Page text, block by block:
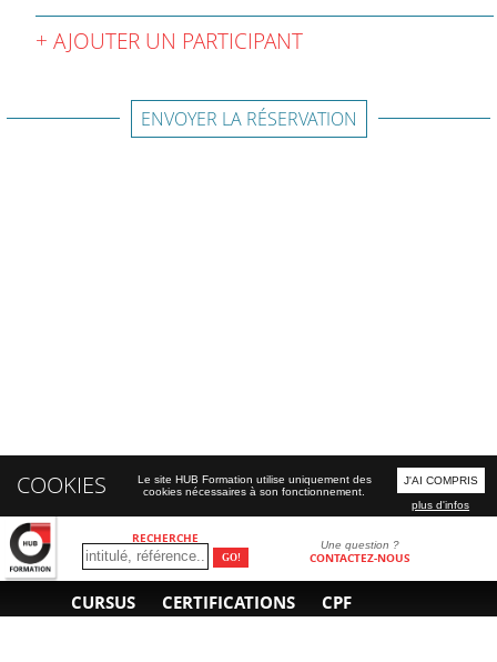
RECHERCHE Une question ?
CONTACTEZ-NOUS
CURSUS CERTIFICATIONS CPF
AJOUTER UN PARTICIPANT
ENVOYER LA RÉSERVATION
COOKIES
Le site HUB Formation utilise uniquement des
cookies nécessaires à son fonctionnement.
J'AI COMPRIS
plus d'infos